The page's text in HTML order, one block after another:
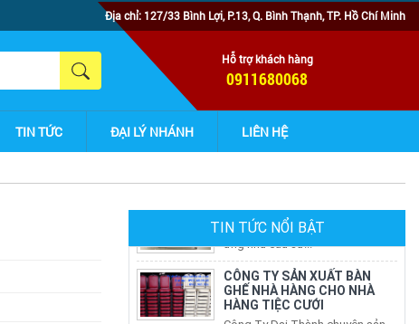
Địa chỉ: 127/33 Bình Lợi, P.13, Q. Bình Thạnh, TP. Hồ Chí Minh
Hỗ trợ khách hàng
0911680068
TIN TỨC ĐẠI LÝ NHÁNH LIÊN HỆ
TIN TỨC NỔI BẬT
CÔNG TY SẢN XUẤT BÀN
GHẾ NHÀ HÀNG CHO NHÀ
HÀNG TIỆC CƯỚI
Công Ty Đại Thành chuyên sản
xuất bàn ghế nhà hàng tiệc cưới tại tphcm và toàn
quốc. Nhằm đáp ứng nhu cầu sử dụng...